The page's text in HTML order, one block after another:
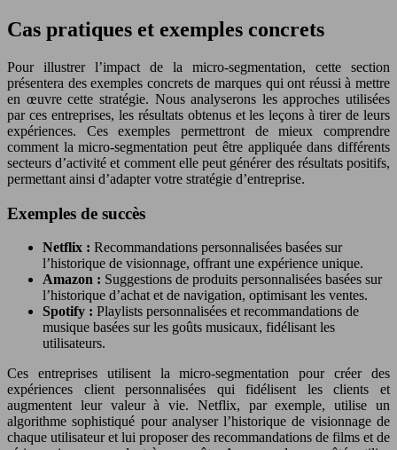
Cas pratiques et exemples concrets
Pour illustrer l’impact de la micro-segmentation, cette section
présentera des exemples concrets de marques qui ont réussi à mettre
en œuvre cette stratégie. Nous analyserons les approches utilisées
par ces entreprises, les résultats obtenus et les leçons à tirer de leurs
expériences. Ces exemples permettront de mieux comprendre
comment la micro-segmentation peut être appliquée dans différents
secteurs d’activité et comment elle peut générer des résultats positifs,
permettant ainsi d’adapter votre stratégie d’entreprise.
Exemples de succès
Netflix : Recommandations personnalisées basées sur
l’historique de visionnage, offrant une expérience unique.
Amazon : Suggestions de produits personnalisées basées sur
l’historique d’achat et de navigation, optimisant les ventes.
Spotify : Playlists personnalisées et recommandations de
musique basées sur les goûts musicaux, fidélisant les
utilisateurs.
Ces entreprises utilisent la micro-segmentation pour créer des
expériences client personnalisées qui fidélisent les clients et
augmentent leur valeur à vie. Netflix, par exemple, utilise un
algorithme sophistiqué pour analyser l’historique de visionnage de
chaque utilisateur et lui proposer des recommandations de films et de